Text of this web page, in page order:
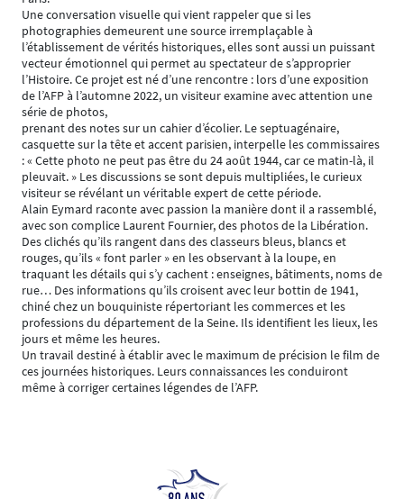
Une conversation visuelle qui vient rappeler que si les
photographies demeurent une source irremplaçable à
l’établissement de vérités historiques, elles sont aussi un puissant
vecteur émotionnel qui permet au spectateur de s’approprier
l’Histoire. Ce projet est né d’une rencontre : lors d’une exposition
de l’AFP à l’automne 2022, un visiteur examine avec attention une
série de photos,
prenant des notes sur un cahier d’écolier. Le septuagénaire,
casquette sur la tête et accent parisien, interpelle les commissaires
: « Cette photo ne peut pas être du 24 août 1944, car ce matin-là, il
pleuvait. » Les discussions se sont depuis multipliées, le curieux
visiteur se révélant un véritable expert de cette période.
Alain Eymard raconte avec passion la manière dont il a rassemblé,
avec son complice Laurent Fournier, des photos de la Libération.
Des clichés qu’ils rangent dans des classeurs bleus, blancs et
rouges, qu’ils « font parler » en les observant à la loupe, en
traquant les détails qui s’y cachent : enseignes, bâtiments, noms de
rue… Des informations qu’ils croisent avec leur bottin de 1941,
chiné chez un bouquiniste répertoriant les commerces et les
professions du département de la Seine. Ils identifient les lieux, les
jours et même les heures.
Un travail destiné à établir avec le maximum de précision le film de
ces journées historiques. Leurs connaissances les conduiront
même à corriger certaines légendes de l’AFP.